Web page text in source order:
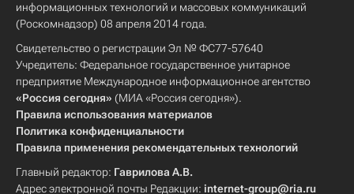
информационных технологий и массовых коммуникаций
(Роскомнадзор) 08 апреля 2014 года.
Свидетельство о регистрации Эл № ФС77-57640
Учредитель: Федеральное государственное унитарное
предприятие Международное информационное агентство
«Россия сегодня» (МИА «Россия сегодня»).
Правила использования материалов
Политика конфиденциальности
Правила применения рекомендательных технологий
Главный редактор: Гаврилова А.В.
Адрес электронной почты Редакции: internet-group@ria.ru